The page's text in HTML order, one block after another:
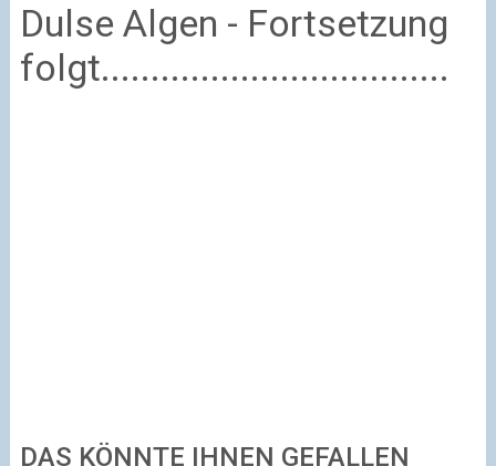
Dulse Algen - Fortsetzung
folgt...................................
DAS KÖNNTE IHNEN GEFALLEN